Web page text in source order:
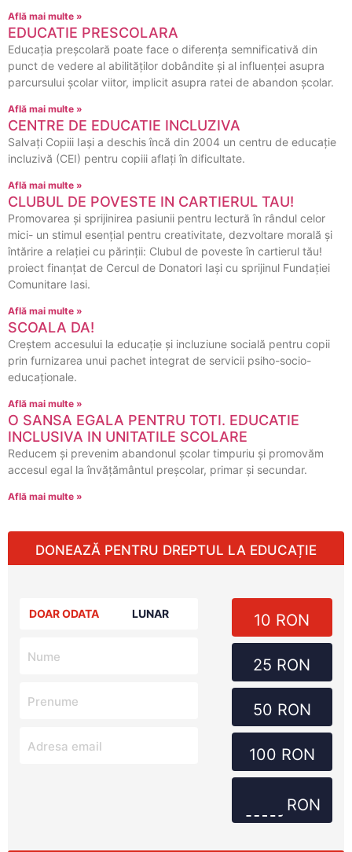
Află mai multe »
EDUCATIE PRESCOLARA
Educaţia preşcolară poate face o diferența semnificativă din
punct de vedere al abilităţilor dobândite şi al influenţei asupra
parcursului şcolar viitor, implicit asupra ratei de abandon școlar.
Află mai multe »
CENTRE DE EDUCATIE INCLUZIVA
Salvaţi Copiii Iaşi a deschis încă din 2004 un centru de educație
incluzivă (CEI) pentru copiii aflaţi în dificultate.
Află mai multe »
CLUBUL DE POVESTE IN CARTIERUL TAU!
Promovarea și sprijinirea pasiunii pentru lectură în rândul celor
mici- un stimul esențial pentru creativitate, dezvoltare morală și
întărire a relației cu părinții: Clubul de poveste în cartierul tău!
proiect finanțat de Cercul de Donatori Iași cu sprijinul Fundației
Comunitare Iasi.
Află mai multe »
SCOALA DA!
Creştem accesului la educaţie şi incluziune socială pentru copii
prin furnizarea unui pachet integrat de servicii psiho-socio-
educaţionale.
Află mai multe »
O SANSA EGALA PENTRU TOTI. EDUCATIE
INCLUSIVA IN UNITATILE SCOLARE
Reducem şi prevenim abandonul şcolar timpuriu şi promovăm
accesul egal la învăţământul preşcolar, primar și secundar.
Află mai multe »
DONEAZĂ PENTRU DREPTUL LA EDUCAȚIE
DOAR ODATA LUNAR 10 RON
25 RON
50 RON
100 RON
RON